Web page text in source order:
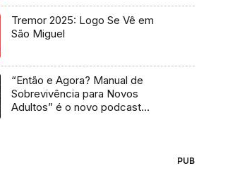
Tremor 2025: Logo Se Vê em
São Miguel
“Então e Agora? Manual de
Sobrevivência para Novos
Adultos” é o novo podcast
PUB